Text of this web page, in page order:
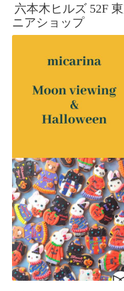
六本木ヒルズ 52F
ニアショップ